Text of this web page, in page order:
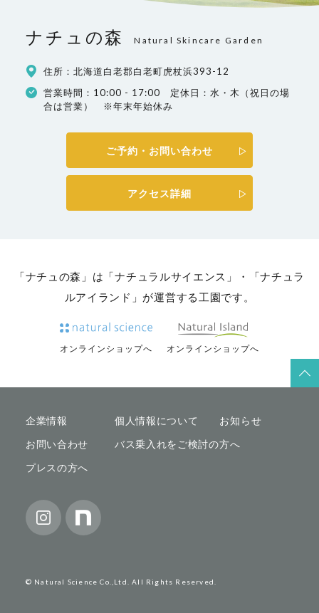
ナチュの森 Natural Skincare Garden
住所：北海道白老郡白老町虎杖浜393-12
営業時間：10:00 - 17:00 定休日：水・木（祝日の場
合は営業） ※年末年始休み
ご予約・お問い合わせ
アクセス詳細
「ナチュの森」は「ナチュラルサイエンス」・「ナチュラ
ルアイランド」が運営する工園です。
オンラインショップへ オンラインショップへ
企業情報 個人情報について
お知らせ
お問い合わせ
バス乗入れをご検討の方へ
プレスの方へ
© Natural Science Co.,Ltd. All Rights Reserved.